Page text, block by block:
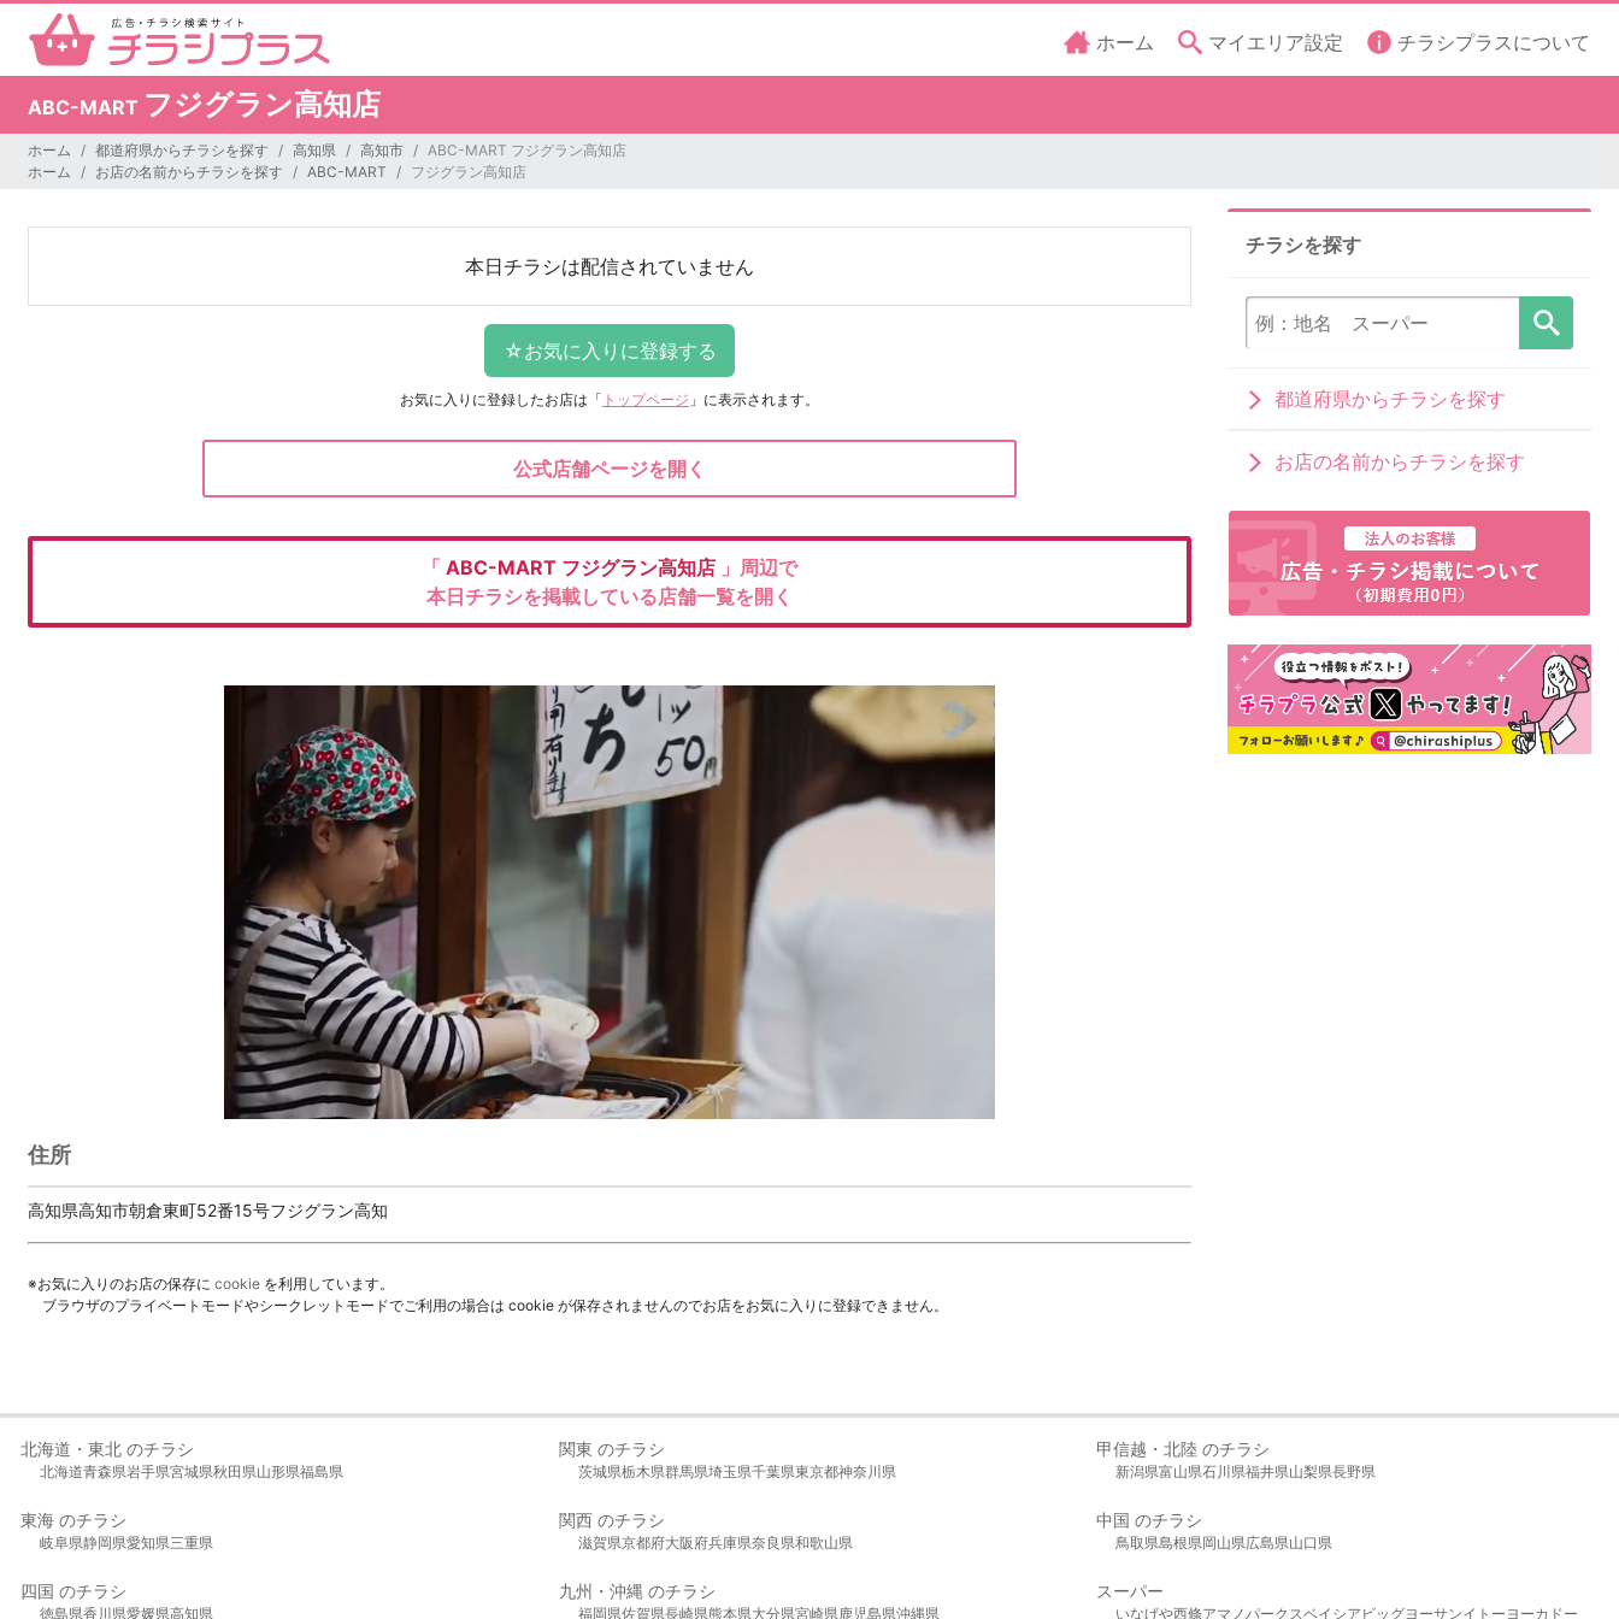
ホーム マイエリア設定 チラシプラスについて
ABC-MART フジグラン高知店
ホーム 都道府県からチラシを探す 高知県 高知市
ABC-MART フジグラン高知店
ホーム
お店の名前からチラシを探す ABC-MART フジグラン高知店
本日チラシは配信されていません
お気に入りに登録したお店は 「 トップページ 」に表示されます。
公式店舗ページを開く
「 ABC-MART フジグラン高知店 」周辺で
本日チラシを掲載している店舗一覧を開く
住所
高知県高知市朝倉東町52番15号フジグラン高知
※お気に入りのお店の保存に cookie を利用しています。
ブラウザのプライベートモードやシークレットモードでご利用の場合は cookie が保存されませんのでお店をお気に入りに登録できません。
チラシを探す
都道府県からチラシを探す
お店の名前からチラシを探す
北海道・東北 のチラシ
北海道青森県岩手県宮城県秋田県山形県福島県
関東 のチラシ
茨城県栃木県群馬県埼玉県千葉県東京都神奈川県
甲信越・北陸 のチラシ
新潟県富山県石川県福井県山梨県長野県
東海 のチラシ
岐阜県静岡県愛知県三重県
関西 のチラシ
滋賀県京都府大阪府兵庫県奈良県和歌山県
中国 のチラシ
鳥取県島根県岡山県広島県山口県
四国 のチラシ
徳島県香川県愛媛県高知県
九州・沖縄 のチラシ
福岡県佐賀県長崎県熊本県大分県宮崎県鹿児島県沖縄県
スーパー
いなげや西條アマノパークスベイシア ビッグヨーサンイトーヨーカドー